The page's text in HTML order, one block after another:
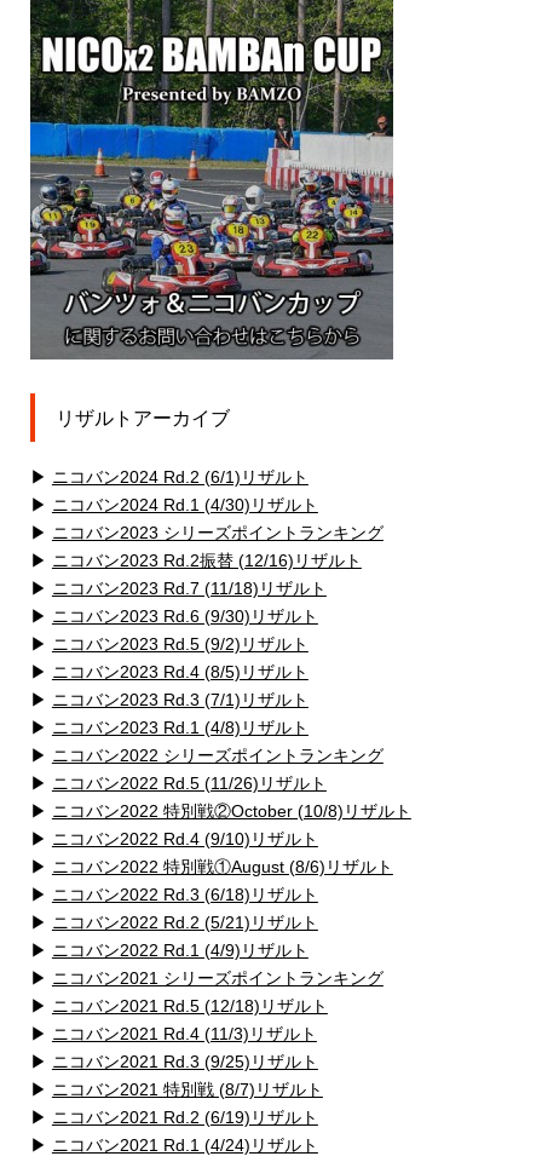
リザルトアーカイブ
▶ ニコバン2024 Rd.2 (6/1)リザルト
▶ ニコバン2024 Rd.1 (4/30)リザルト
▶ ニコバン2023 シリーズポイントランキング
▶ ニコバン2023 Rd.2振替 (12/16)リザルト
▶ ニコバン2023 Rd.7 (11/18)リザルト
▶ ニコバン2023 Rd.6 (9/30)リザルト
▶ ニコバン2023 Rd.5 (9/2)リザルト
▶ ニコバン2023 Rd.4 (8/5)リザルト
▶ ニコバン2023 Rd.3 (7/1)リザルト
▶ ニコバン2023 Rd.1 (4/8)リザルト
▶ ニコバン2022 シリーズポイントランキング
▶ ニコバン2022 Rd.5 (11/26)リザルト
▶ ニコバン2022 特別戦②October (10/8)リザルト
▶ ニコバン2022 Rd.4 (9/10)リザルト
▶ ニコバン2022 特別戦①August (8/6)リザルト
▶ ニコバン2022 Rd.3 (6/18)リザルト
▶ ニコバン2022 Rd.2 (5/21)リザルト
▶ ニコバン2022 Rd.1 (4/9)リザルト
▶ ニコバン2021 シリーズポイントランキング
▶ ニコバン2021 Rd.5 (12/18)リザルト
▶ ニコバン2021 Rd.4 (11/3)リザルト
▶ ニコバン2021 Rd.3 (9/25)リザルト
▶ ニコバン2021 特別戦 (8/7)リザルト
▶ ニコバン2021 Rd.2 (6/19)リザルト
▶ ニコバン2021 Rd.1 (4/24)リザルト